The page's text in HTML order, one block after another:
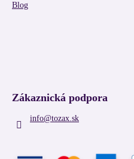
Blog
Zákaznická podpora
info@tozax.sk